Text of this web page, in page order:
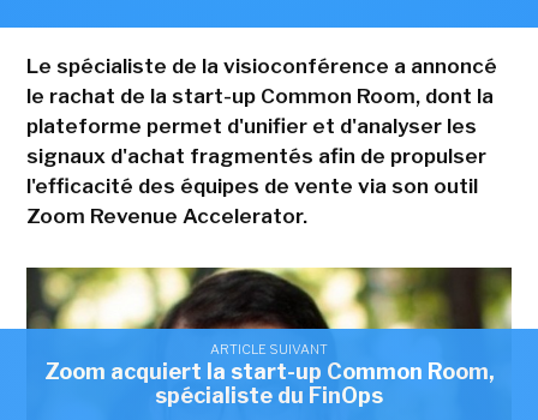
ARTICLE SUIVANT
Zoom acquiert la start-up Common Room,
spécialiste du FinOps
Le spécialiste de la visioconférence a annoncé
le rachat de la start-up Common Room, dont la
plateforme permet d'unifier et d'analyser les
signaux d'achat fragmentés afin de propulser
l'efficacité des équipes de vente via son outil
Zoom Revenue Accelerator.